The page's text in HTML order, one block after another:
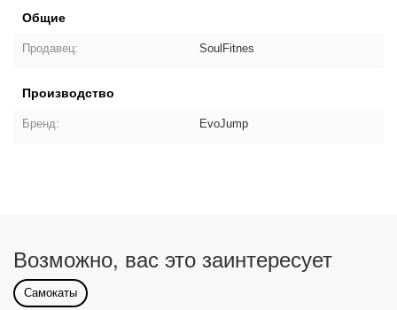
Общие
Продавец: SoulFitnes
Производство
Бренд: EvoJump
Возможно, вас это заинтересует
Самокаты